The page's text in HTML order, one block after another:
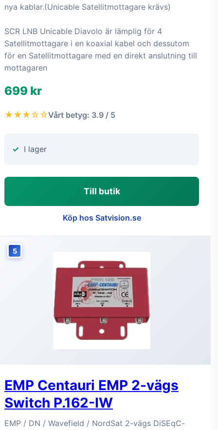
nya kablar.(Unicable Satellitmottagare krävs)
SCR LNB Unicable Diavolo är lämplig för 4
Satellitmottagare i en koaxial kabel och dessutom
för en Satellitmottagare med en direkt anslutning till
mottagaren
699 kr
★★★☆☆Vårt betyg: 3.9 / 5
I lager
Till butik
Köp hos Satvision.se
5
EMP Centauri EMP 2-vägs
Switch P.162-IW
EMP / DN / Wavefield / NordSat 2-vägs DiSEqC-